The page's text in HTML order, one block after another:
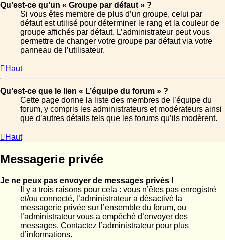
Qu’est-ce qu’un « Groupe par défaut » ?
Si vous êtes membre de plus d’un groupe, celui par
défaut est utilisé pour déterminer le rang et la couleur de
groupe affichés par défaut. L’administrateur peut vous
permettre de changer votre groupe par défaut via votre
panneau de l’utilisateur.
Haut
Qu’est-ce que le lien « L’équipe du forum » ?
Cette page donne la liste des membres de l’équipe du
forum, y compris les administrateurs et modérateurs ainsi
que d’autres détails tels que les forums qu’ils modèrent.
Haut
Messagerie privée
Je ne peux pas envoyer de messages privés !
Il y a trois raisons pour cela : vous n’êtes pas enregistré
et/ou connecté, l’administrateur a désactivé la
messagerie privée sur l’ensemble du forum, ou
l’administrateur vous a empêché d’envoyer des
messages. Contactez l’administrateur pour plus
d’informations.